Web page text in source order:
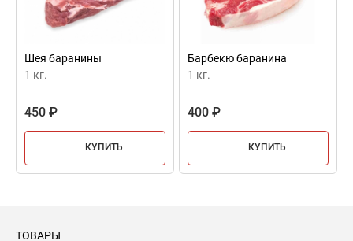
Шея баранины
1 кг.
450 ₽
КУПИТЬ
Барбекю баранина
1 кг.
400 ₽
КУПИТЬ
ТОВАРЫ